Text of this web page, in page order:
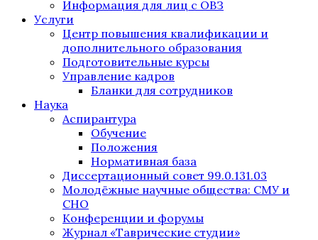
Информация для лиц с ОВЗ
Услуги
Центр повышения квалификации и
дополнительного образования
Подготовительные курсы
Управление кадров
Бланки для сотрудников
Наука
Аспирантура
Обучение
Положения
Нормативная база
Диссертационный совет 99.0.131.03
Молодёжные научные общества: СМУ и
СНО
Конференции и форумы
Журнал «Таврические студии»